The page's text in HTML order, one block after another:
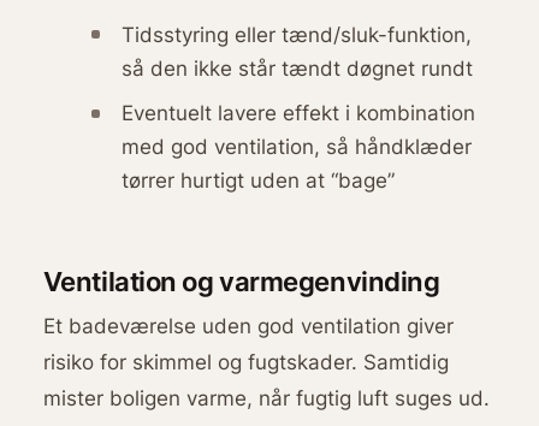
Tidsstyring eller tænd/sluk-funktion,
så den ikke står tændt døgnet rundt
Eventuelt lavere effekt i kombination
med god ventilation, så håndklæder
tørrer hurtigt uden at “bage”
Ventilation og varmegenvinding
Et badeværelse uden god ventilation giver
risiko for skimmel og fugtskader. Samtidig
mister boligen varme, når fugtig luft suges ud.